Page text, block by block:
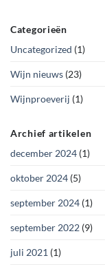
Categorieën
Uncategorized (1)
Wijn nieuws (23)
Wijnproeverij (1)
Archief artikelen
december 2024 (1)
oktober 2024 (5)
september 2024 (1)
september 2022 (9)
juli 2021 (1)